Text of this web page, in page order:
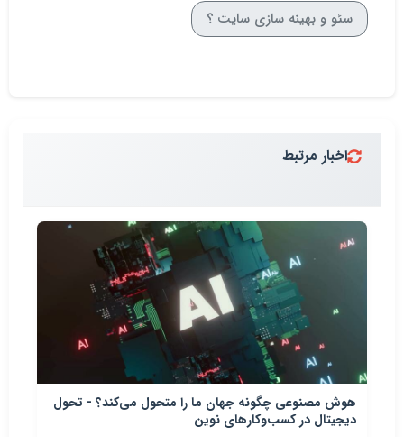
سئو و بهینه سازی سایت ؟
اخبار مرتبط
هوش مصنوعی چگونه جهان ما را متحول می‌کند؟ - تحول
دیجیتال در کسب‌وکارهای نوین